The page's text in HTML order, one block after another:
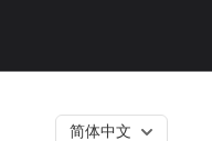
简体中文